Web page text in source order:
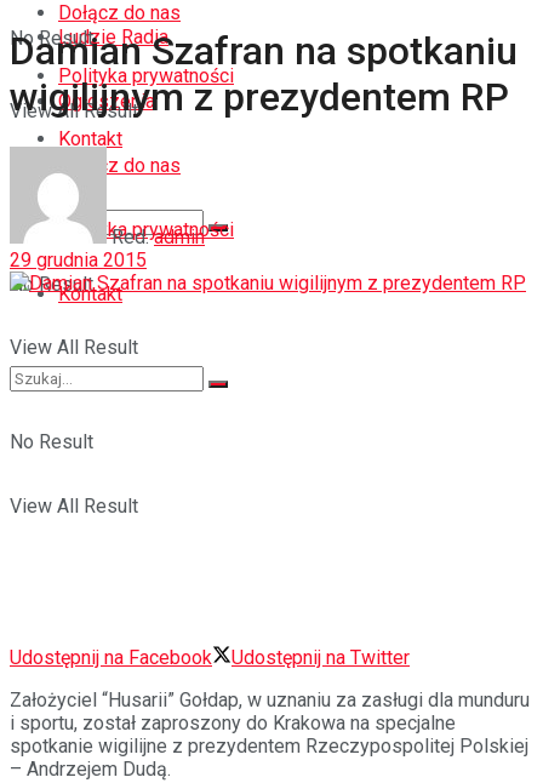
Dołącz do nas
Polityka prywatności
Kontakt
No Result
View All Result
Ludzie Radia
Ogłoszenia
Dołącz do nas
Polityka prywatności
Kontakt
No Result
View All Result
No Result
View All Result
Damian Szafran na spotkaniu
wigilijnym z prezydentem RP
Red. admin
29 grudnia 2015
Udostępnij na Facebook
Udostępnij na Twitter
Założyciel “Husarii” Gołdap, w uznaniu za zasługi dla munduru
i sportu, został zaproszony do Krakowa na specjalne
spotkanie wigilijne z prezydentem Rzeczypospolitej Polskiej
– Andrzejem Dudą.